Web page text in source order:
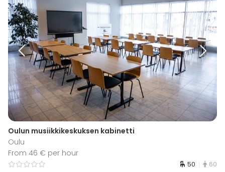
Oulun musiikkikeskuksen kabinetti
Oulu
From 46 € per hour
50 60